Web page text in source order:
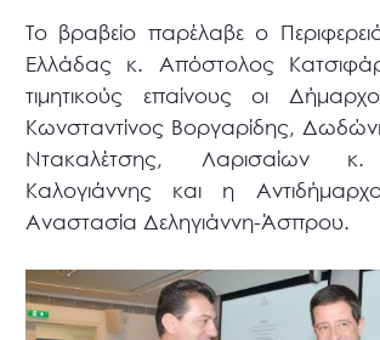
To βραβείο παρέλαβε ο
Ελλάδας κ. Απόστολος
τιμητικούς επαίνους οι
Κωνσταντίνος Βοργαρίδης,
Ντακαλέτσης, Λαρισαίων
Καλογιάννης και η
Αναστασία Δεληγιάννη-Άσπρου.